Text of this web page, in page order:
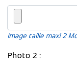
Image taille maxi 2
Photo 2 :